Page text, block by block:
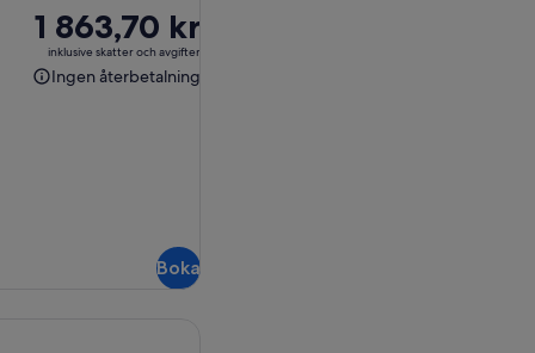
Priset
är
1 863,70 kr
1 863,70 kr
inklusive skatter och avgifter
Ingen återbetalning
Ingen
Boka